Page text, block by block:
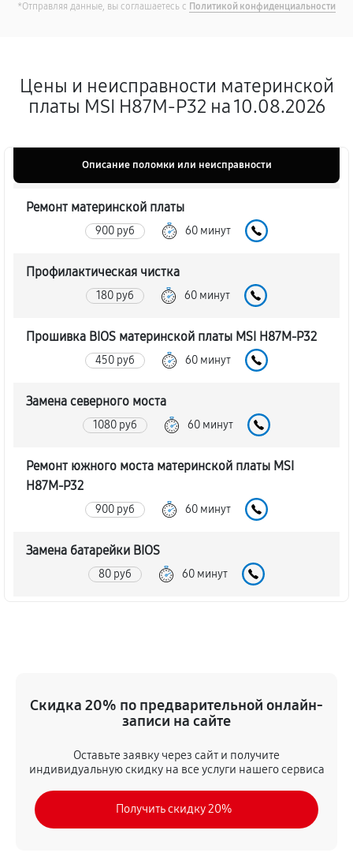
*Отправляя данные, вы соглашаетесь с Политикой конфиденциальности
Цены и неисправности материнской
платы MSI H87M-P32 на 10.08.2026
Описание поломки или неисправности
Ремонт материнской платы
900 руб 60 минут
Профилактическая чистка
180 руб 60 минут
Прошивка BIOS материнской платы MSI H87M-P32
450 руб 60 минут
Замена северного моста
1080 руб 60 минут
Ремонт южного моста материнской платы MSI
H87M-P32
900 руб 60 минут
Замена батарейки BIOS
80 руб 60 минут
Скидка 20% по предварительной онлайн-
записи на сайте
Оставьте заявку через сайт и получите
индивидуальную скидку на все услуги нашего сервиса
Получить скидку 20%